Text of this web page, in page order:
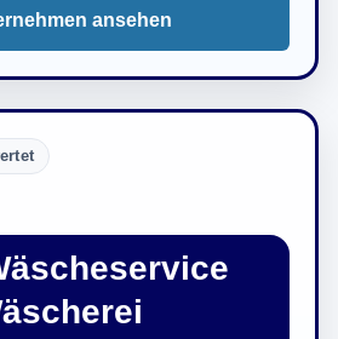
ansehen